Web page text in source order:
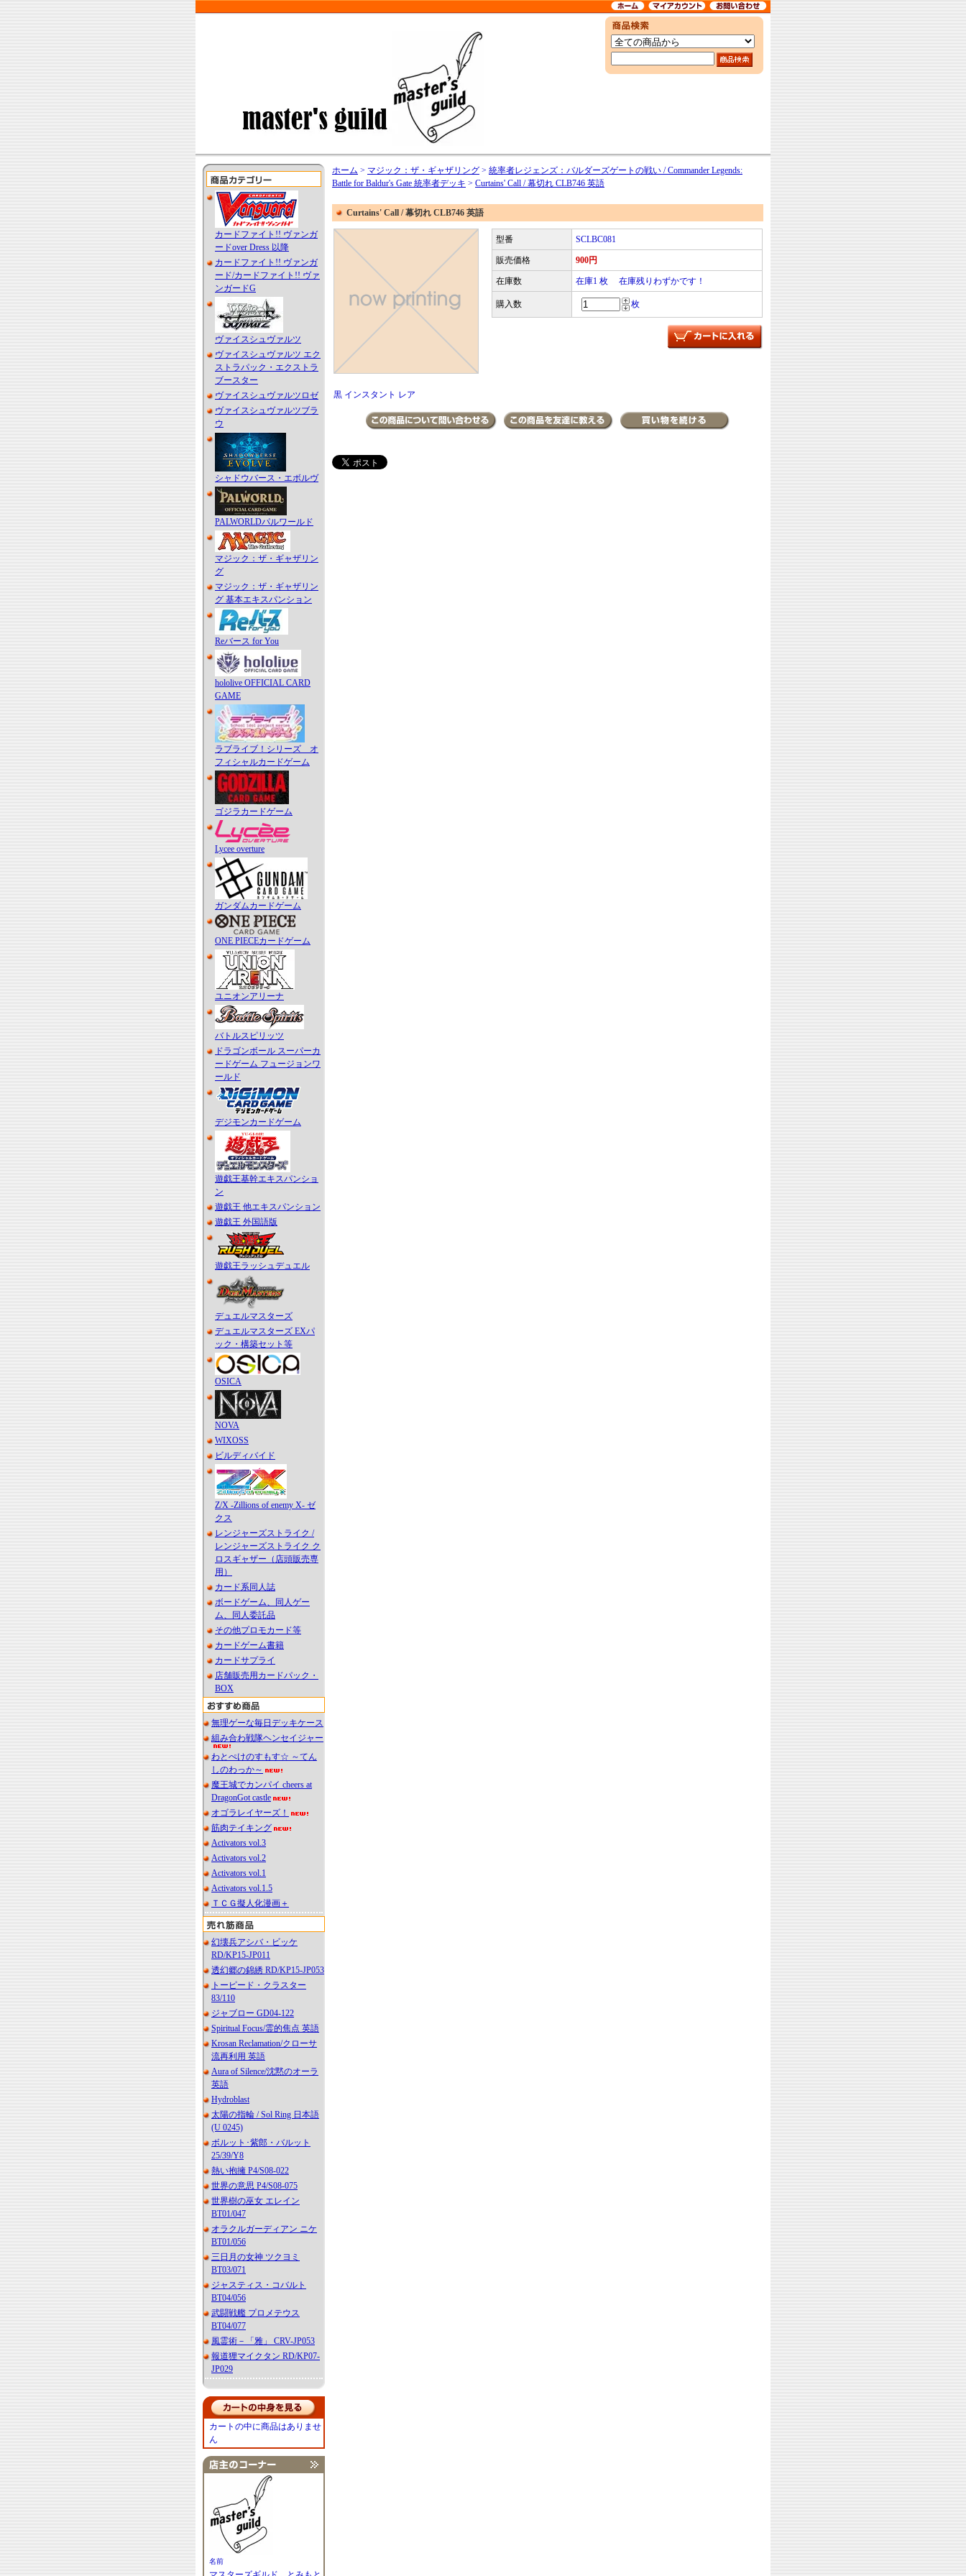
カードファイト!! ヴァンガ
ードover Dress 以降
カードファイト!! ヴァンガ
ード/カードファイト!! ヴァ
ンガードG
ヴァイスシュヴァルツ
ヴァイスシュヴァルツ エク
ストラパック・エクストラ
ブースター
ヴァイスシュヴァルツロゼ
ヴァイスシュヴァルツブラ
ウ
シャドウバース・エボルヴ
PALWORLDパルワールド
マジック：ザ・ギャザリン
グ
マジック：ザ・ギャザリン
グ 基本エキスパンション
Reバース for You
hololive OFFICIAL CARD
GAME
ラブライブ！シリーズ オ
フィシャルカードゲーム
ゴジラカードゲーム
Lycee overture
ガンダムカードゲーム
ONE PIECEカードゲーム
ユニオンアリーナ
バトルスピリッツ
ドラゴンボール スーパーカ
ードゲーム フュージョンワ
ールド
デジモンカードゲーム
遊戯王基幹エキスパンショ
ン
遊戯王 他エキスパンション
遊戯王 外国語版
遊戯王ラッシュデュエル
デュエルマスターズ
デュエルマスターズ EXパ
ック・構築セット等
OSICA
NOVA
WIXOSS
ビルディバイド
Z/X -Zillions of enemy X- ゼ
クス
レンジャーズストライク /
レンジャーズストライク ク
ロスギャザー（店頭販売専
用）
カード系同人誌
ボードゲーム、同人ゲー
ム、同人委託品
その他プロモカード等
カードゲーム書籍
カードサプライ
店舗販売用カードパック・
BOX
無理ゲーな毎日デッキケース
組み合わ戦隊ヘンセイジャー
わとぺけのすもす☆ ～てん
しのわっか～
魔王城でカンパイ cheers at
DragonGot castle
オゴラレイヤーズ！
筋肉テイキング
Activators vol.3
Activators vol.2
Activators vol.1
Activators vol.1.5
ＴＣＧ擬人化漫画＋
幻壊兵アシバ・ビッケ
RD/KP15-JP011
透幻郷の錦綉 RD/KP15-JP053
トーピード・クラスター
83/110
ジャブロー GD04-122
Spiritual Focus/霊的焦点 英語
Krosan Reclamation/クローサ
流再利用 英語
Aura of Silence/沈黙のオーラ
英語
Hydroblast
太陽の指輪 / Sol Ring 日本語
(U 0245)
ボルット･紫郎・バルット
25/39/Y8
熱い抱擁 P4/S08-022
世界の意思 P4/S08-075
世界樹の巫女 エレイン
BT01/047
オラクルガーディアン ニケ
BT01/056
三日月の女神 ツクヨミ
BT03/071
ジャスティス・コバルト
BT04/056
武闘戦艦 プロメテウス
BT04/077
風霊術－「雅」 CRV-JP053
報道狸マイクタン RD/KP07-
JP029
カートの中に商品はありませ
ん
名前
ホーム > マジック：ザ・ギャザリング > 統率者レジェンズ：バルダーズゲートの戦い / Commander Legends:
Battle for Baldur's Gate 統率者デッキ > Curtains' Call / 幕切れ CLB746 英語
Curtains' Call / 幕切れ CLB746 英語
型番 SCLBC081
販売価格 900円
在庫数 在庫1 枚 在庫残りわずかです！
購入数 枚
黒 インスタント レア